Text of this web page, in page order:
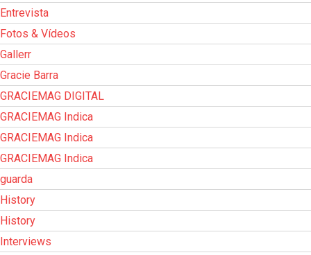
Entrevista
Fotos & Vídeos
Gallerr
Gracie Barra
GRACIEMAG DIGITAL
GRACIEMAG Indica
GRACIEMAG Indica
GRACIEMAG Indica
guarda
History
History
Interviews